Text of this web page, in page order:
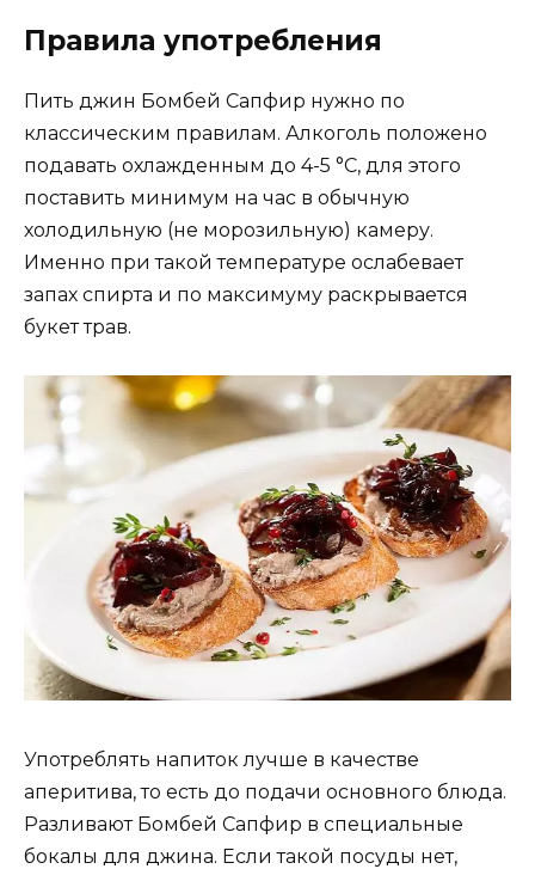
Правила употребления
Пить джин Бомбей Сапфир нужно по
классическим правилам. Алкоголь положено
подавать охлажденным до 4-5 °С, для этого
поставить минимум на час в обычную
холодильную (не морозильную) камеру.
Именно при такой температуре ослабевает
запах спирта и по максимуму раскрывается
букет трав.
Употреблять напиток лучше в качестве
аперитива, то есть до подачи основного блюда.
Разливают Бомбей Сапфир в специальные
бокалы для джина. Если такой посуды нет,